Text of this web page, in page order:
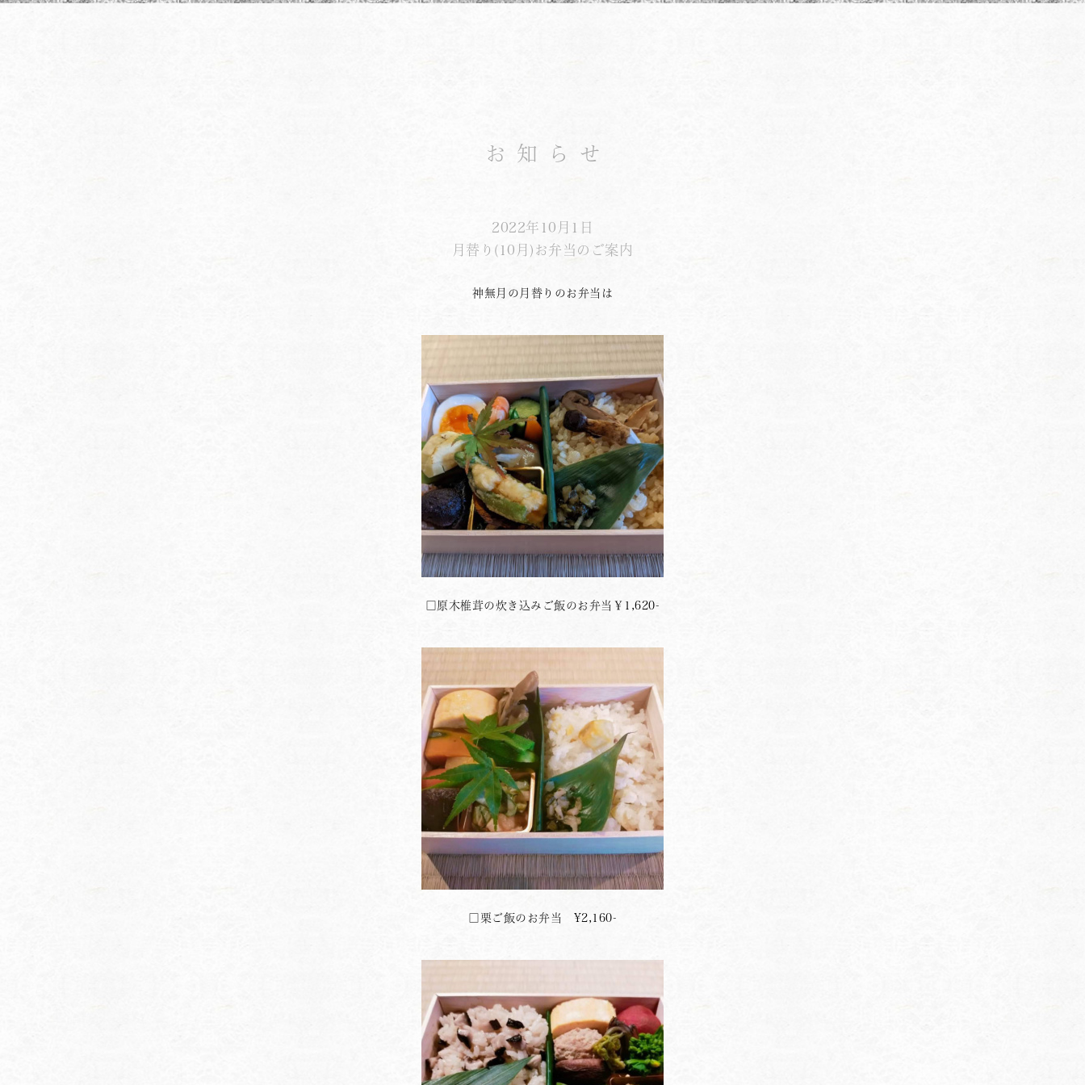
お知らせ
2022年10月1日
月替り(10月)お弁当のご案内
神無月の月替りのお弁当は
□原木椎茸の炊き込みご飯のお弁当￥1,620-
□栗ご飯のお弁当 ¥2,160-